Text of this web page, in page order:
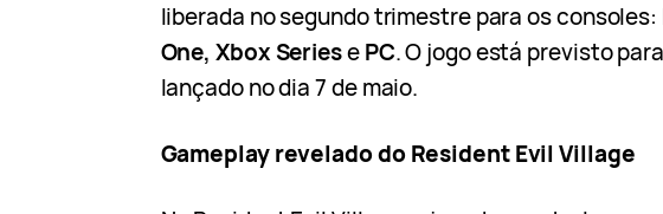
liberada no segundo trimestre para os consoles:
One, Xbox SeriesePC. O jogo está previsto
lançado no dia 7 de maio.
Gameplay revelado do Resident Evil Village